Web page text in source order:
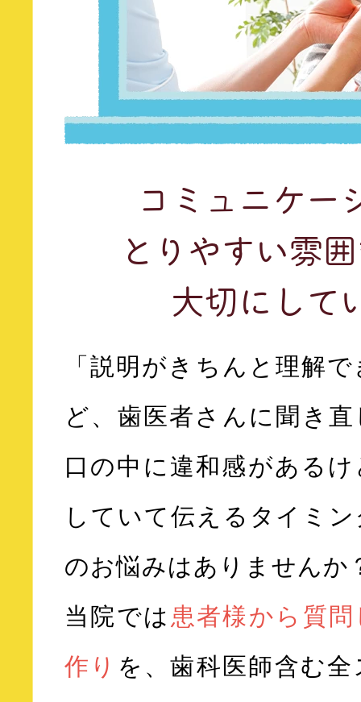
コミュニケー
とりやすい雰
大切にして
「説明がきちんと理解
ど、歯医者さんに聞き
口の中に違和感がある
していて伝えるタイミ
のお悩みはありませんか
当院では 患者様から質
作り を、歯科医師含む